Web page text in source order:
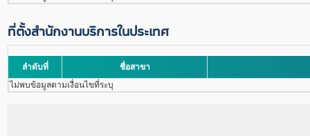
ที่ตั้งสำนักงานบริการในประเทศ
ลำดับที่
ชื่อสาขา
ไม่พบข้อมูลตามเงื่อนไขที่ระบุ